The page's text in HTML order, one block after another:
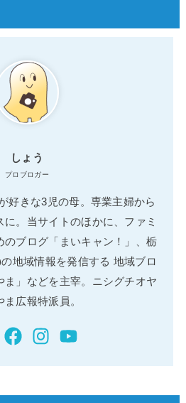
しょう
プロブロガー
好きな3児の母。専業主婦から
。当サイトのほかに、ファミ
のブログ「まいキャン！」、栃
地域情報を発信する 地域ブロ
ま」などを主宰。ニシグチオヤ
広報特派員。